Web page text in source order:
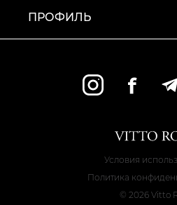
ПРОФИЛЬ
Условия
Политика
© 2026 Vitto